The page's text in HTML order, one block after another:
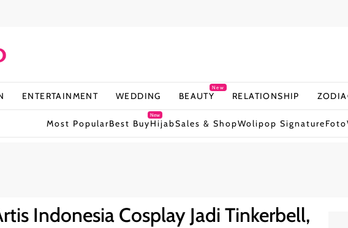
ENTERTAINMENT WEDDING BEAUTY
New
RELATIONSHIP
Most PopularBest Buy
New
HijabSales & ShopWolipop SignatureFoto
Indonesia Cosplay Jadi Tinkerbell,